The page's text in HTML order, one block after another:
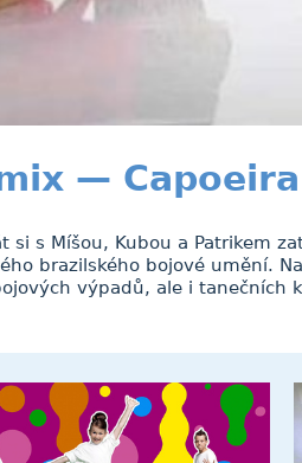
— Capoeira
si s Míšou, Kubou a Patrikem
brazilského bojové umění.
výpadů, ale i tanečních